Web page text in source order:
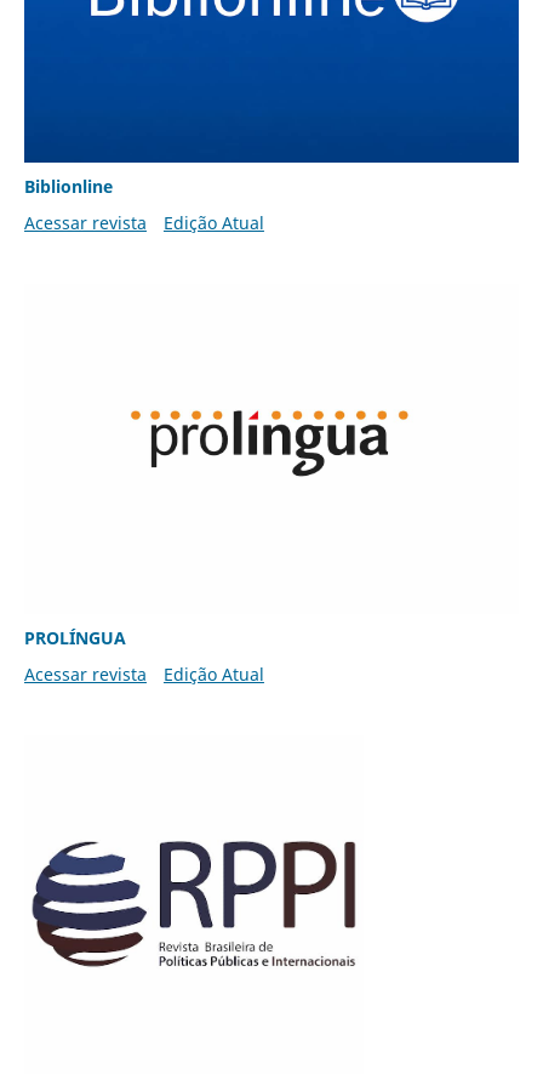
Biblionline
Acessar revista
Edição Atual
PROLÍNGUA
Acessar revista
Edição Atual